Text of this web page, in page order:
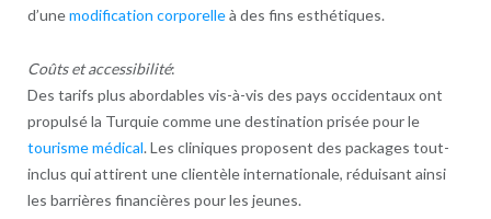
d’unemodification corporelleà des fins esthétiques.
Coûts et accessibilité:
Des tarifs plus abordables vis-à-vis des pays occidentaux ont
propulsé la Turquie comme une destination prisée pour le
tourisme médical. Les cliniques proposent des packages tout-
inclus qui attirent une clientèle internationale, réduisant ainsi
les barrières financières pour les jeunes.